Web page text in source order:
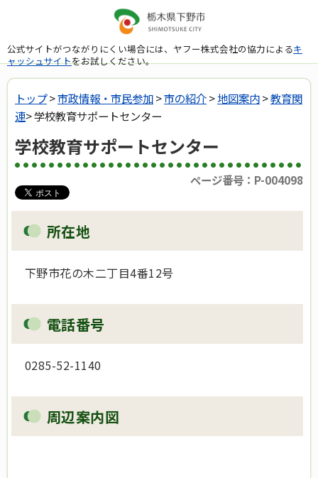
公式サイトがつながりにくい場合には、ヤフー株式会社の協力によるキ
ャッシュサイトをお試しください。
トップ>市政情報・市民参加>市の紹介>地図案内>教育関
連> 学校教育サポートセンター
学校教育サポートセンター
ページ番号：P-004098
所在地
下野市花の木二丁目4番12号
電話番号
0285-52-1140
周辺案内図